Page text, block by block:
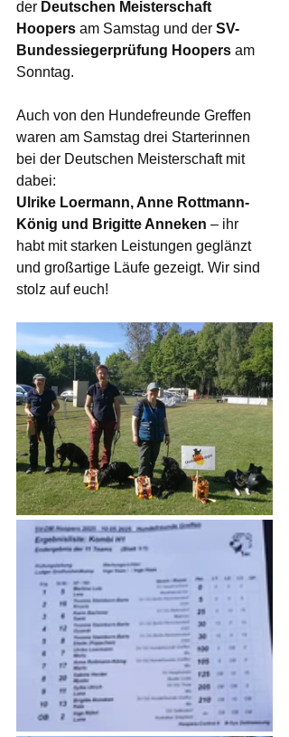
der Deutschen Meisterschaft
Hoopers am Samstag und der SV-
Bundessiegerprüfung Hoopers am
Sonntag.
Auch von den Hundefreunde Greffen
waren am Samstag drei Starterinnen
bei der Deutschen Meisterschaft mit
dabei:
Ulrike Loermann, Anne Rottmann-
König und Brigitte Anneken – ihr
habt mit starken Leistungen geglänzt
und großartige Läufe gezeigt. Wir sind
stolz auf euch!